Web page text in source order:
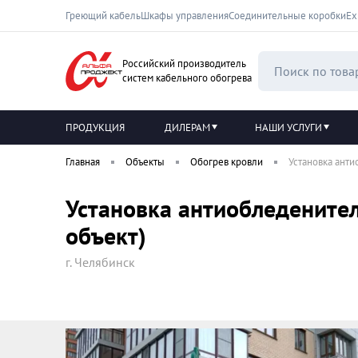
Греющий кабельШкафы управленияСоединительные коробки
Российский производитель
систем кабельного обогрева
ПРОДУКЦИЯ ДИЛЕРАМ НАШИ УСЛУГИ
Главная Объекты Обогрев кровли Установка
Установка
объект)
г. Челябинск